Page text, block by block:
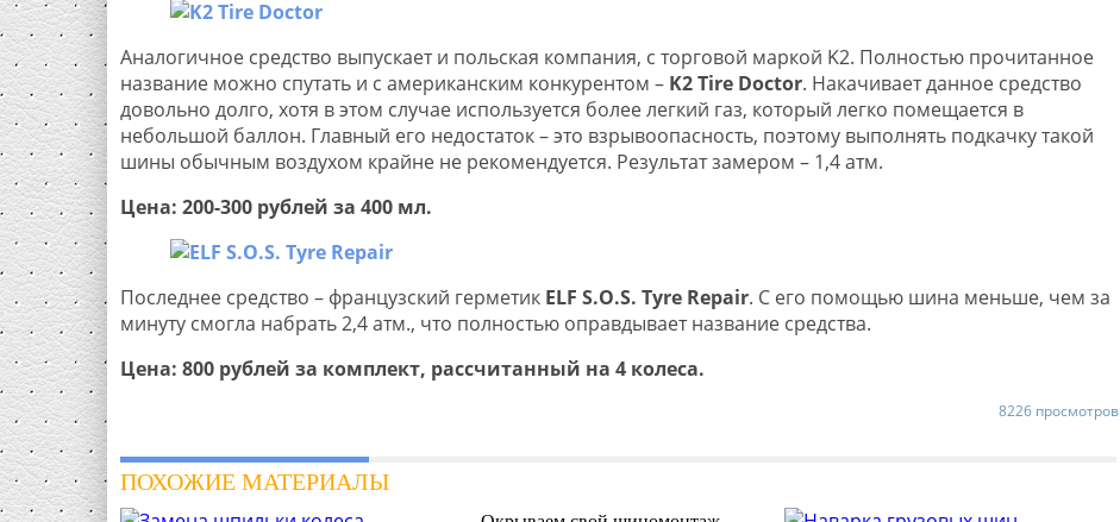
Аналогичное средство выпускает и польская компания, с торговой маркой K2. Полностью прочитанное
название можно спутать и с американским конкурентом – K2 Tire Doctor. Накачивает данное средство
довольно долго, хотя в этом случае используется более легкий газ, который легко помещается в
небольшой баллон. Главный его недостаток – это взрывоопасность, поэтому выполнять подкачку такой
шины обычным воздухом крайне не рекомендуется. Результат замером – 1,4 атм.
Цена: 200-300 рублей за 400 мл.
Последнее средство – французский герметик ELF S.O.S. Tyre Repair. С его помощью шина меньше, чем за
минуту смогла набрать 2,4 атм., что полностью оправдывает название средства.
Цена: 800 рублей за комплект, рассчитанный на 4 колеса.
8226 просмотров
ПОХОЖИЕ МАТЕРИАЛЫ